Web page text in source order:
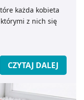
każda kobieta
z nich się
CZYTAJ DALEJ